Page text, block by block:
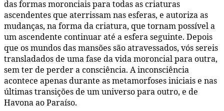
das formas moronciais para todas as criaturas
ascendentes que aterrissam nas esferas, e autoriza as
mudanças, na forma da criatura, que tornam possível a
um ascendente continuar até a esfera seguinte. Depois
que os mundos das mansões são atravessados, vós sereis
transladados de uma fase da vida moroncial para outra,
sem ter de perder a consciência. A inconsciência
acontece apenas durante as metamorfoses iniciais e nas
últimas transições de um universo para outro, e de
Havona ao Paraíso.